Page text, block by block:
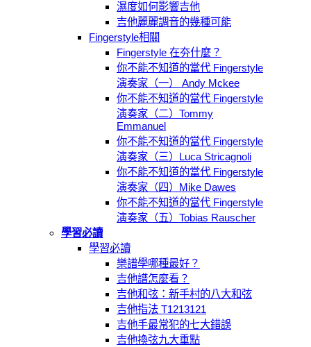
濕度如何影響吉他
吉他麗麗調音的幾種可能
Fingerstyle相關
Fingerstyle 在夯什麼？
你不能不知道的當代 Fingerstyle
演奏家（一） Andy Mckee
你不能不知道的當代 Fingerstyle
演奏家（二）Tommy
Emmanuel
你不能不知道的當代 Fingerstyle
演奏家（三）Luca Stricagnoli
你不能不知道的當代 Fingerstyle
演奏家（四）Mike Dawes
你不能不知道的當代 Fingerstyle
演奏家（五）Tobias Rauscher
學習必讀
學習必讀
樂譜學哪種最好？
吉他譜怎麼看？
吉他和弦：新手村的八大和弦
吉他指法 T1213121
吉他手最常犯的七大錯誤
吉他換弦九大重點